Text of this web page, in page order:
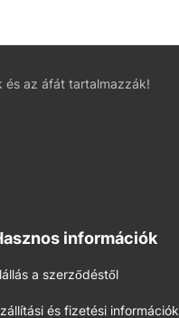
és az áfát tartalmazzák!
információk
a szerződéstől
és fizetési információk